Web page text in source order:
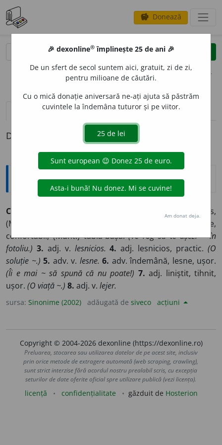
savings Donează
clear
opțiuni
definiții (1) pronunțievolume_up (50)
Definiția cu ID-ul 178392:
Sinonime
COM
adj. confortabil, (reg.) îndemânos,
(Mold.) îndemânatic.
adv. bine,
confortabil, (Munt.) tabla-bașa.(Te rog să te așezi ~ în
fotoliu.) 3. adj. v. lesnicios. 4. adj. lesnicios, practic.(O
soluție ~.) 5. adv. v. lesne. 6. adv. îndemână, lesne, ușor.
(Îi e mai ~ să spună că nu poate!) 7. adj. liniștit, tihnit,
ușor. (O viață ~.) 8. adj. v. lejer.
sursa: Sinonime (2002) adăugată de siveco acțiuni
Copyright © 2004-2026 dexonline (https://dexonline.ro)
Preluarea, stocarea sau utilizarea datelor de pe acest site, inclusiv
prin orice metode de extragere automată (web scraping, crawling),
sunt strict interzise fără acordul nostru prealabil scris, cu excepția
seturilor de date oferite oficial spre utilizare publică (vezi licența).
licență confidențialitate găzduit de Hosterion
🎉 dexonline® împlinește 25 de ani 🎉
De un sfert de secol suntem aici, gratuit, zi de zi,
pentru milioane de căutări.
Cu o mică donație aniversară ne-ați ajuta să păstrăm
cuvintele la îndemâna tuturor și pe viitor.
Am donat deja.